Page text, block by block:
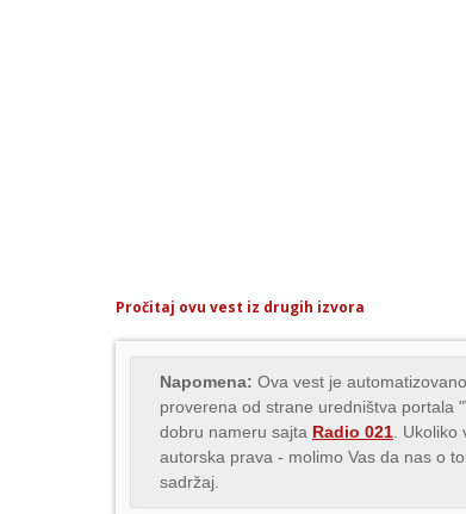
Pročitaj ovu vest iz drugih izvora
Napomena: Ova vest je
proverena od strane uredništva portala
dobru nameru sajta Radio 021 .
autorska prava - molimo Vas da nas o
sadržaj.